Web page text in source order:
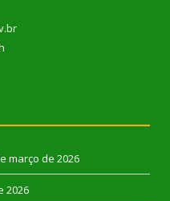
março de 2026
2026